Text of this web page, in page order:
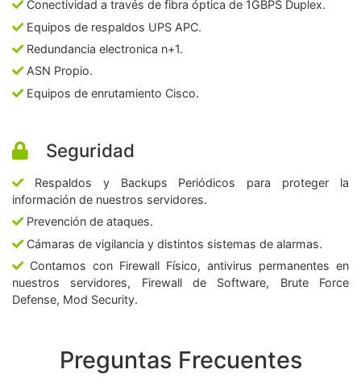
Conectividad a través de fibra óptica de 1GBPS Duplex.
Equipos de respaldos UPS APC.
Redundancia electronica n+1.
ASN Propio.
Equipos de enrutamiento Cisco.
Seguridad
Respaldos y Backups Periódicos para proteger la
información de nuestros servidores.
Prevención de ataques.
Cámaras de vigilancia y distintos sistemas de alarmas.
Contamos con Firewall Físico, antivirus permanentes en
nuestros servidores, Firewall de Software, Brute Force
Defense, Mod Security.
Preguntas Frecuentes